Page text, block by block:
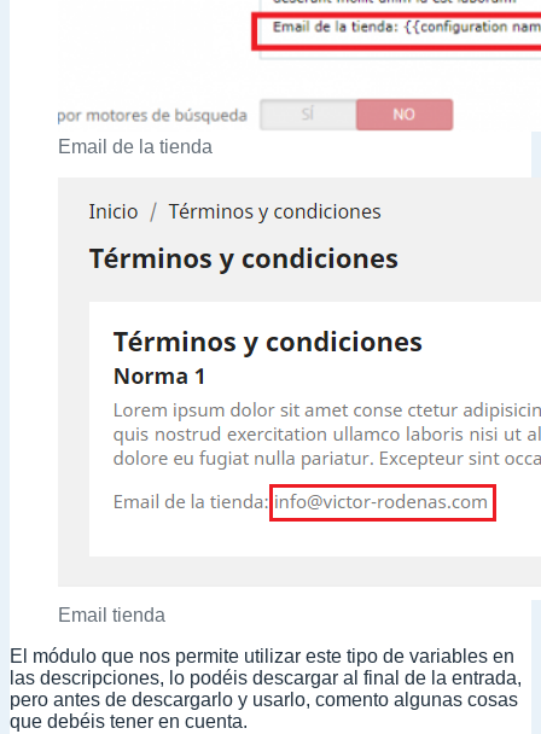
Email de la tienda
Email tienda
El módulo que nos permite utilizar este tipo de variables en
las descripciones, lo podéis descargar al final de la entrada,
pero antes de descargarlo y usarlo, comento algunas cosas
que debéis tener en cuenta.